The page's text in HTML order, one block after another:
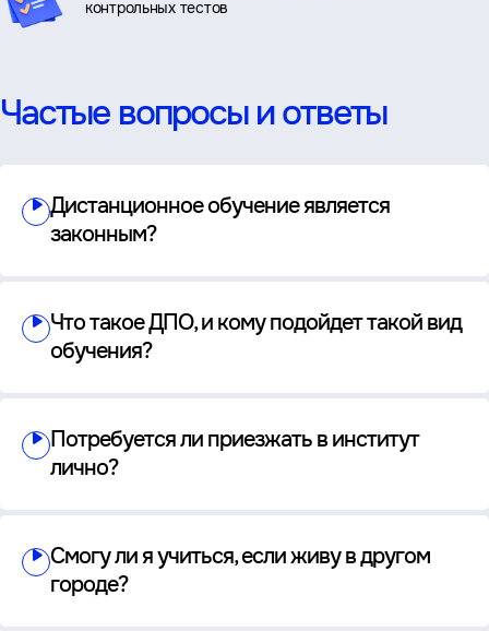
контрольных тестов
Частые вопросы и ответы
Дистанционное обучение является
законным?
Что такое ДПО, и кому подойдет такой вид
обучения?
Потребуется ли приезжать в институт
лично?
Смогу ли я учиться, если живу в другом
городе?